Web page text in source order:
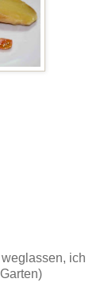
ich